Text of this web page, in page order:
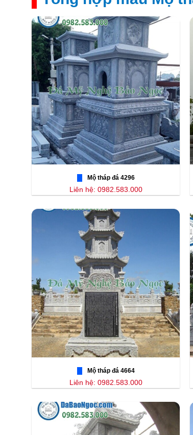
Mộ tháp đá 4296
Liên hệ: 0982.583.000
Mộ tháp đá 4664
Liên hệ: 0982.583.000